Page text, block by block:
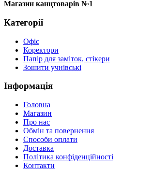
Магазин канцтоварів №1
Категорії
Офіс
Коректори
Папір для заміток, стікери
Зошити учнівські
Інформація
Головна
Магазин
Про нас
Обмін та повернення
Способи оплати
Доставка
Політика конфіденційності
Контакти